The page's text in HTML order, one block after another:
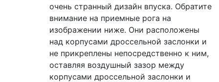
очень странный дизайн впуска. Обратите
внимание на приемные рога на
изображении ниже. Они расположены
над корпусами дроссельной заслонки и
не прикреплены непосредственно к ним,
оставляя воздушный зазор между
корпусами дроссельной заслонки и